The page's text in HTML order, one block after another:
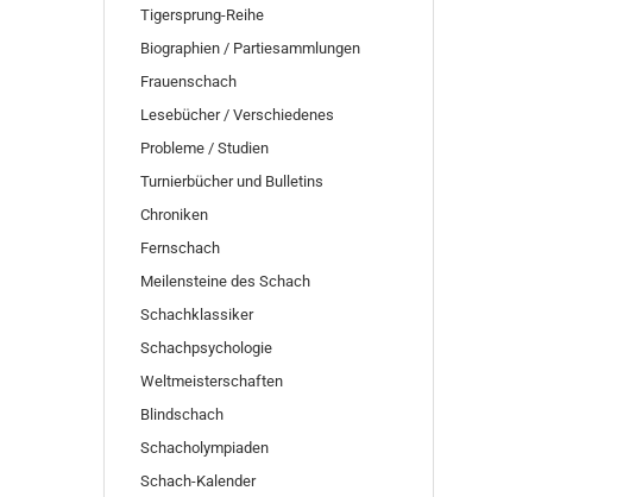
Tigersprung-Reihe
Biographien / Partiesammlungen
Frauenschach
Lesebücher / Verschiedenes
Probleme / Studien
Turnierbücher und Bulletins
Chroniken
Fernschach
Meilensteine des Schach
Schachklassiker
Schachpsychologie
Weltmeisterschaften
Blindschach
Schacholympiaden
Schach-Kalender